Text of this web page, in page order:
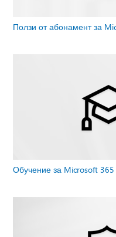
Ползи от абонамент за
Обучение за Microsoft 365